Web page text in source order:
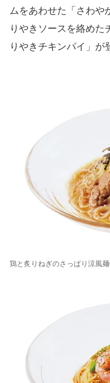
ムをあわせた「さわや
りやきソースを絡めた
りやきチキンパイ」が
鶏と炙りねぎのさっぱり涼風